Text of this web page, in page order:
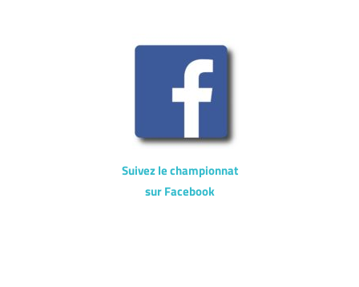
Suivez le championnat
sur Facebook